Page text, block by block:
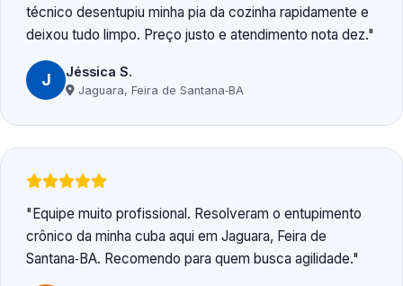
técnico desentupiu minha pia da cozinha rapidamente e
deixou tudo limpo. Preço justo e atendimento nota dez.
J Jéssica S.
Jaguara, Feira de Santana‑BA
Equipe muito profissional. Resolveram o entupimento
crônico da minha cuba aqui em Jaguara, Feira de
Santana‑BA. Recomendo para quem busca agilidade.